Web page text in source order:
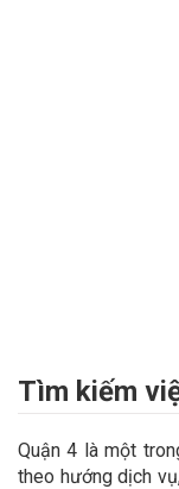
Tìm kiếm
Quận 4 là một
theo hướng dịch